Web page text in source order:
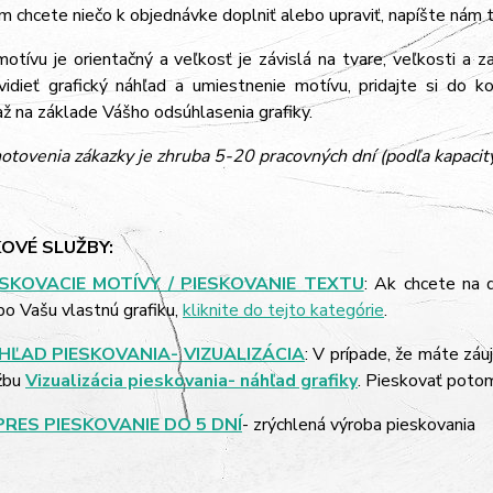
chcete niečo k objednávke doplniť alebo upraviť, napíšte nám
je orientačný a veľkosť je závislá na tvare, veľkosti a
grafický náhľad a umiestnenie motívu, pridajte si do
na základe Vášho odsúhlasenia grafiky.
zákazky je zhruba 5-20 pracovných dní (podľa
SLUŽBY:
MOTÍVY / PIESKOVANIE TEXTU: Ak chcete na
Vašu vlastnú grafiku, kliknite do tejto kategórie.
PIESKOVANIA- VIZUALIZÁCIA: V prípade, že máte
Vizualizácia pieskovania- náhľad grafiky. Pieskovať
PIESKOVANIE DO 5 DNÍ- zrýchlená výroba pieskovania